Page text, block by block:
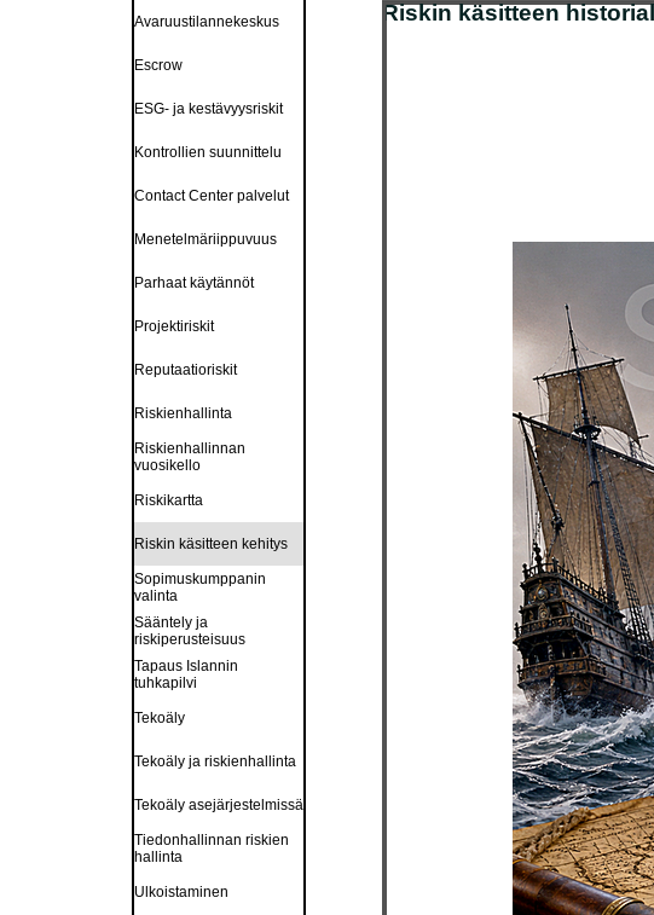
Avaruustilannekeskus
Escrow
ESG- ja kestävyysriskit
Kontrollien suunnittelu
Contact Center palvelut
Menetelmäriippuvuus
Parhaat käytännöt
Projektiriskit
Reputaatioriskit
Riskienhallinta
Riskienhallinnan
vuosikello
Riskikartta
Riskin käsitteen kehitys
Sopimuskumppanin
valinta
Sääntely ja
riskiperusteisuus
Tapaus Islannin
tuhkapilvi
Tekoäly
Tekoäly ja riskienhallinta
Tekoäly asejärjestelmissä
Tiedonhallinnan riskien
hallinta
Ulkoistaminen
Riskin käsitteen